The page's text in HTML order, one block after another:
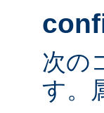
次の
す。